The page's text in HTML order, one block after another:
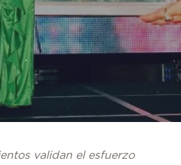
validan el esfuerzo